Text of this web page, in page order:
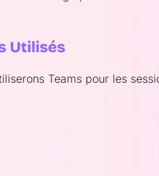
Utilisés
Teams pour les